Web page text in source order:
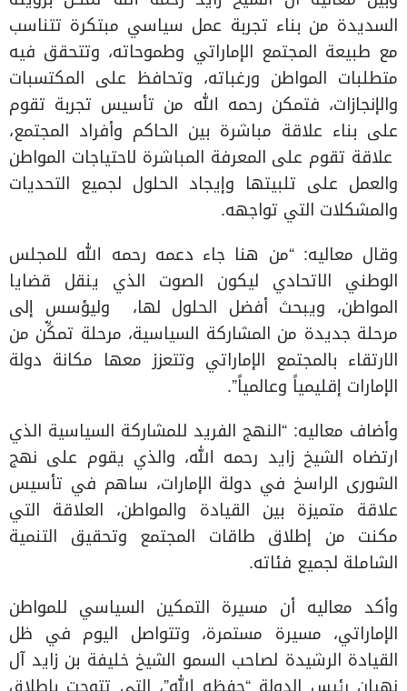
السديدة من بناء تجربة عمل سياسي مبتكرة تتناسب
مع طبيعة المجتمع الإماراتي وطموحاته، وتتحقق فيه
متطلبات المواطن ورغباته، وتحافظ على المكتسبات
والإنجازات، فتمكن رحمه الله من تأسيس تجربة تقوم
على بناء علاقة مباشرة بين الحاكم وأفراد المجتمع،
علاقة تقوم على المعرفة المباشرة لاحتياجات المواطن
والعمل على تلبيتها وإيجاد الحلول لجميع التحديات
والمشكلات التي تواجهه.
وقال معاليه: “من هنا جاء دعمه رحمه الله للمجلس
الوطني الاتحادي ليكون الصوت الذي ينقل قضايا
المواطن، ويبحث أفضل الحلول لها، وليؤسس إلى
مرحلة جديدة من المشاركة السياسية، مرحلة تمكِّن من
الارتقاء بالمجتمع الإماراتي وتتعزز معها مكانة دولة
الإمارات إقليمياً وعالمياً”.
وأضاف معاليه: “النهج الفريد للمشاركة السياسية الذي
ارتضاه الشيخ زايد رحمه الله، والذي يقوم على نهج
الشورى الراسخ في دولة الإمارات، ساهم في تأسيس
علاقة متميزة بين القيادة والمواطن، العلاقة التي
مكنت من إطلاق طاقات المجتمع وتحقيق التنمية
الشاملة لجميع فئاته.
وأكد معاليه أن مسيرة التمكين السياسي للمواطن
الإماراتي، مسيرة مستمرة، وتتواصل اليوم في ظل
القيادة الرشيدة لصاحب السمو الشيخ خليفة بن زايد آل